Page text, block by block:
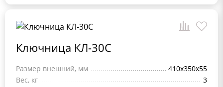
Ключница КЛ-30C
Размер внешний, мм
410x350x55
Вес, кг
3